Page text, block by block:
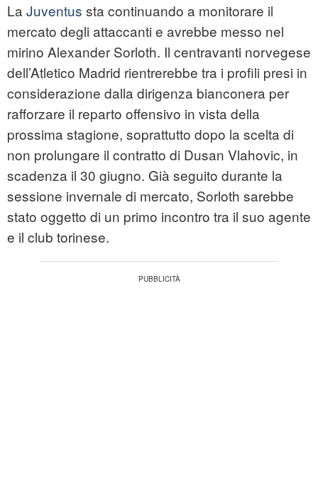
La Juventus sta continuando a monitorare il
mercato degli attaccanti e avrebbe messo nel
mirino Alexander Sorloth. Il centravanti norvegese
dell’Atletico Madrid rientrerebbe tra i profili presi in
considerazione dalla dirigenza bianconera per
rafforzare il reparto offensivo in vista della
prossima stagione, soprattutto dopo la scelta di
non prolungare il contratto di Dusan Vlahovic, in
scadenza il 30 giugno. Già seguito durante la
sessione invernale di mercato, Sorloth sarebbe
stato oggetto di un primo incontro tra il suo agente
e il club torinese.